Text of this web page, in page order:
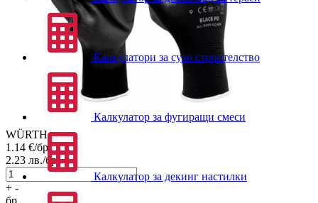
WÜRTH
1.14 €/бр.
2.23 лв./бр.
+ -
бр.
Калкулатори за сухо строителство
Калкулатор за фугиращи смеси
Калкулатор за декинг настилки